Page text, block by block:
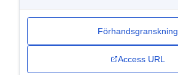
Förhandsgranskning
Access URL